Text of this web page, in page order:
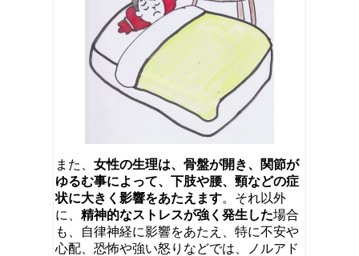
また、 女性の生理は、骨盤が開き、関節が
ゆるむ事によって、 下肢や腰、頸などの症
状に大きく影響をあたえます。それ以外
に、 精神的なストレスが強く発生した場合
も、自律神経に影響をあたえ、特に不安や
心配、恐怖や強い怒りなどでは、ノルアド